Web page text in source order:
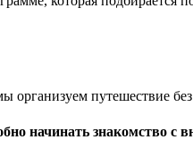
организуем путешествие
начинать знакомство с